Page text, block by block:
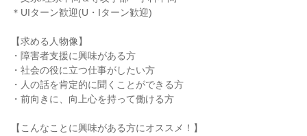
＊UIターン歓迎(U・Iターン歓迎)
【求める人物像】
・障害者支援に興味がある方
・社会の役に立つ仕事がしたい方
・人の話を肯定的に聞くことができる方
・前向きに、向上心を持って働ける方
【こんなことに興味がある方にオススメ！】